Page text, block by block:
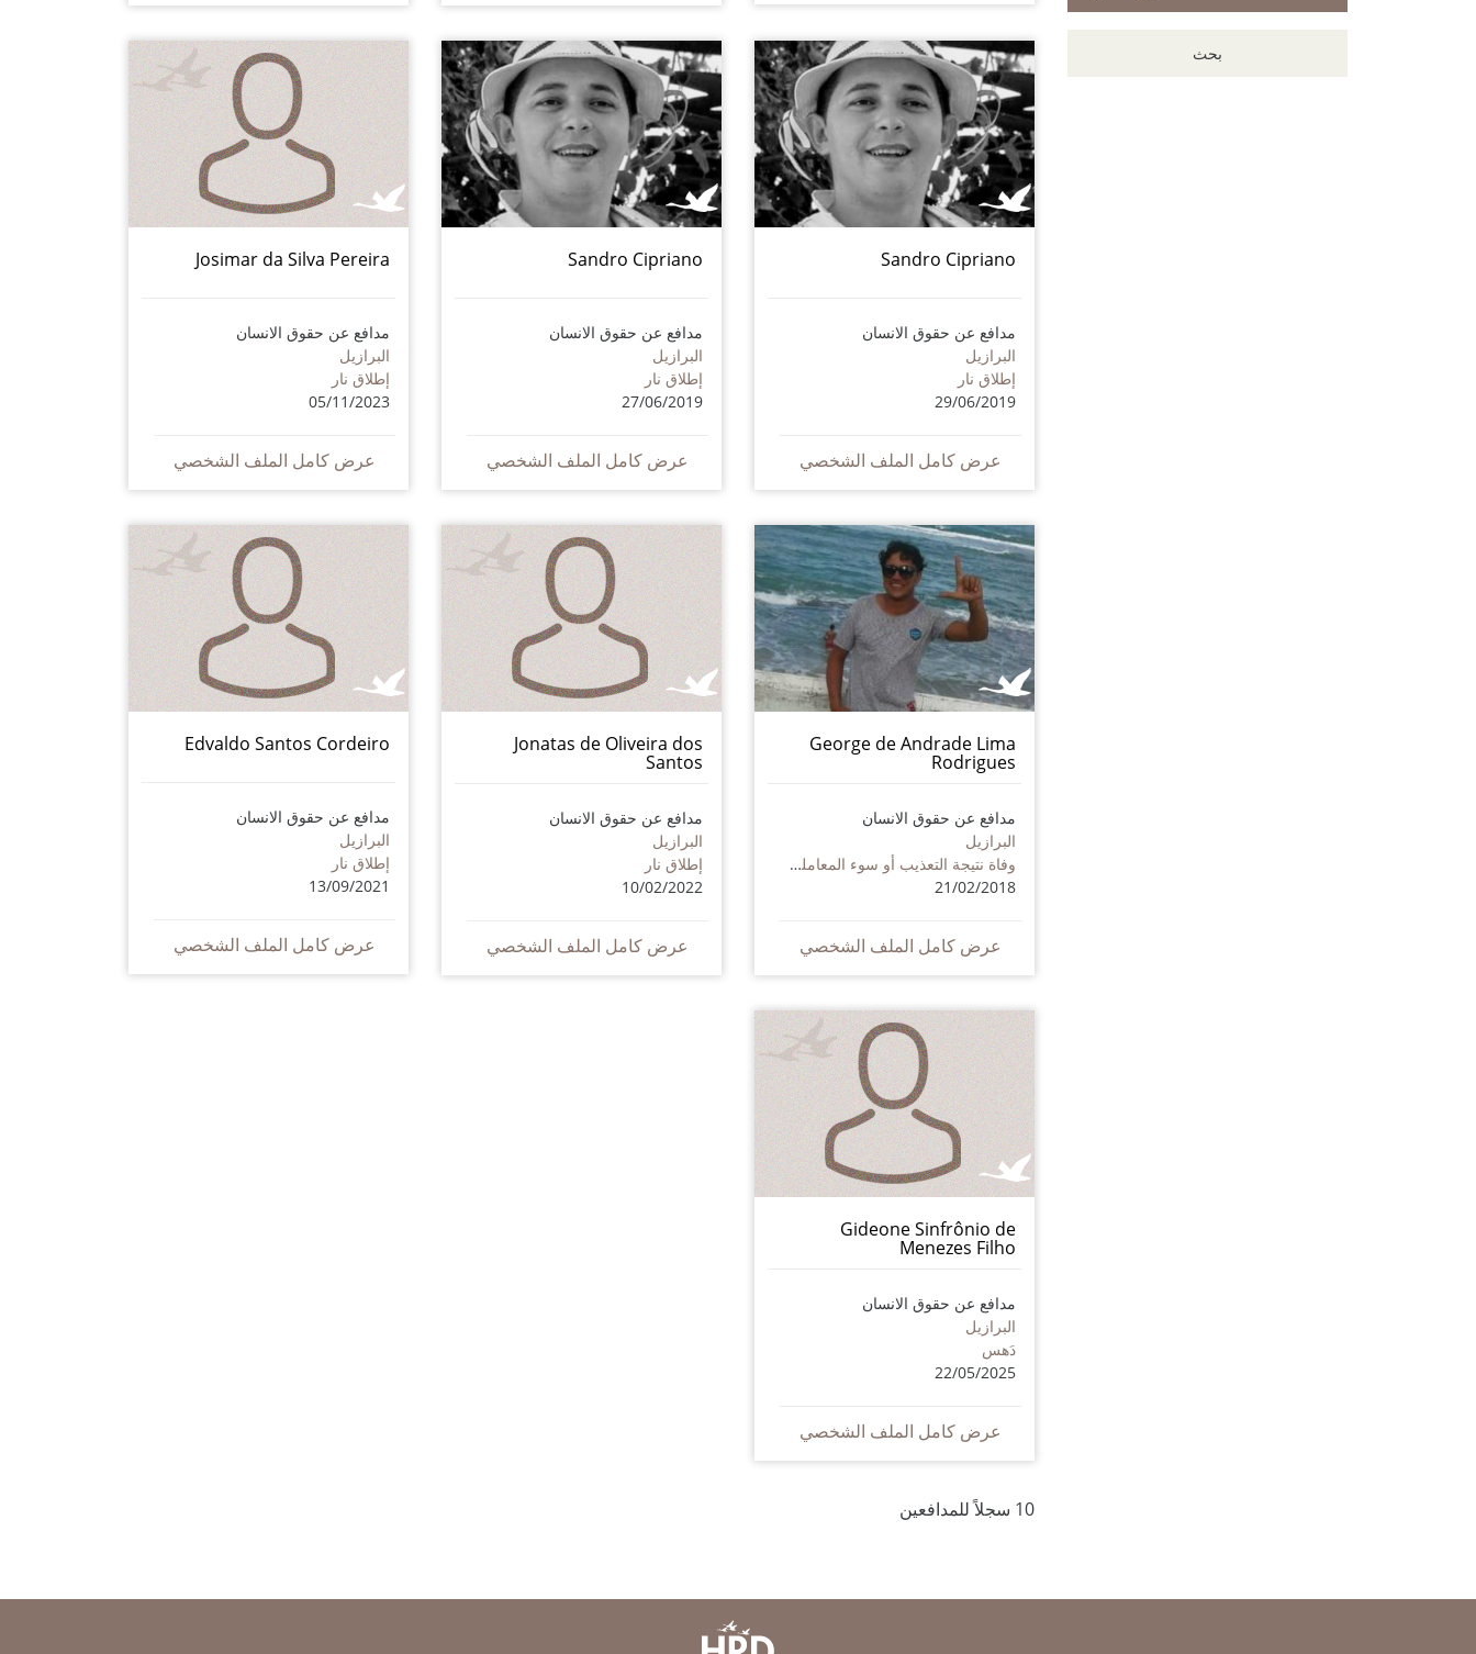
بحث
Sandro Cipriano
مدافع عن حقوق الانسان
البرازيل
إطلاق نار
29/06/2019
عرض كامل الملف الشخصي
Sandro Cipriano
مدافع عن حقوق الانسان
البرازيل
إطلاق نار
27/06/2019
عرض كامل الملف الشخصي
Josimar da Silva Pereira
مدافع عن حقوق الانسان
البرازيل
إطلاق نار
05/11/2023
عرض كامل الملف الشخصي
George de Andrade Lima
Rodrigues
مدافع عن حقوق الانسان
البرازيل
وفاة نتيجة التعذيب أو سوء المعاملة - بما في ذلك على أيدي الجهات الفاعلة غير الحكومية
21/02/2018
عرض كامل الملف الشخصي
Jonatas de Oliveira dos
Santos
مدافع عن حقوق الانسان
البرازيل
إطلاق نار
10/02/2022
عرض كامل الملف الشخصي
Edvaldo Santos Cordeiro
مدافع عن حقوق الانسان
البرازيل
إطلاق نار
13/09/2021
عرض كامل الملف الشخصي
Gideone Sinfrônio de
Menezes Filho
مدافع عن حقوق الانسان
البرازيل
دَهس
22/05/2025
عرض كامل الملف الشخصي
10 سجلاً للمدافعين